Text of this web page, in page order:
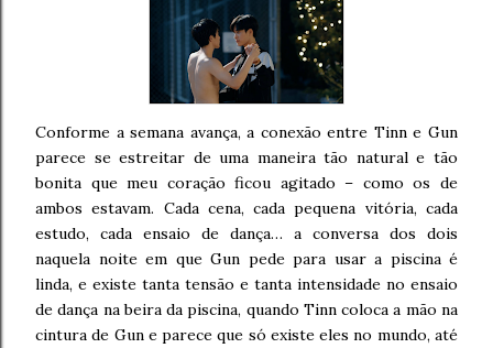
Conforme a semana avança, a conexão entre Tinn e Gun
parece se estreitar de uma maneira tão natural e tão
bonita que meu coração ficou agitado – como os de
ambos estavam. Cada cena, cada pequena vitória, cada
estudo, cada ensaio de dança… a conversa dos dois
naquela noite em que Gun pede para usar a piscina é
linda, e existe tanta tensão e tanta intensidade no ensaio
de dança na beira da piscina, quando Tinn coloca a mão na
cintura de Gun e parece que só existe eles no mundo, até